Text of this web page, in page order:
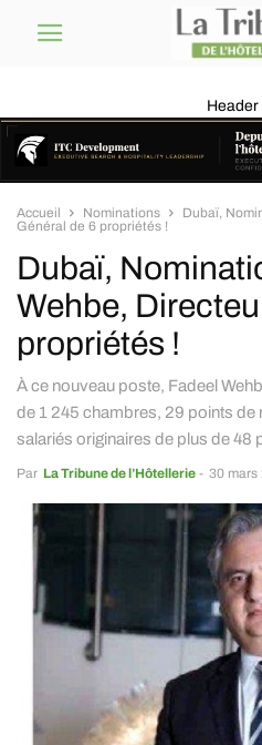
Header
Accueil Nominations
Dubaï,
Général de 6 propriétés !
Dubaï,
Wehbe,
propriétés !
À ce nouveau poste, Fadeel
de 1 245 chambres, 29 points de
salariés originaires de plus de 48
Par La Tribune de l’Hôtellerie - 30 mars